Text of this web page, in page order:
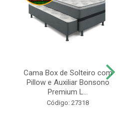
Cama Box de Solteiro com
Pillow e Auxiliar Bonsono
Premium L...
Código: 27318